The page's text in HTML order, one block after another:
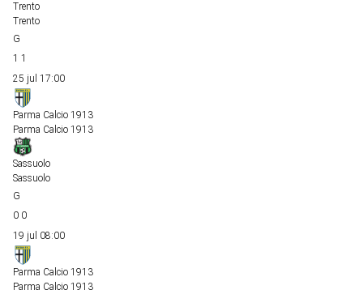
Trento
Trento
1 1
25 jul 17:00
Parma Calcio 1913
Parma Calcio 1913
Sassuolo
Sassuolo
0 0
19 jul 08:00
Parma Calcio 1913
Parma Calcio 1913